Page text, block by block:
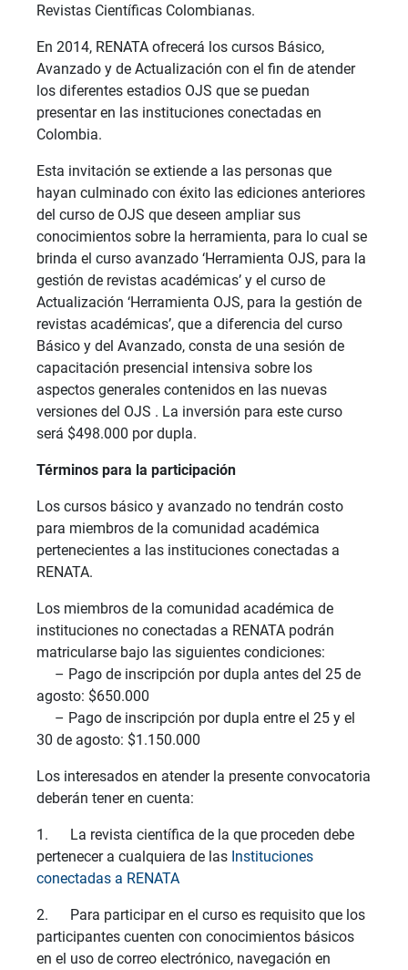
Revistas Científicas Colombianas.
En 2014, RENATA ofrecerá los cursos Básico,
Avanzado y de Actualización con el fin de atender
los diferentes estadios OJS que se puedan
presentar en las instituciones conectadas en
Colombia.
Esta invitación se extiende a las personas que
hayan culminado con éxito las ediciones anteriores
del curso de OJS que deseen ampliar sus
conocimientos sobre la herramienta, para lo cual se
brinda el curso avanzado ‘Herramienta OJS, para la
gestión de revistas académicas’ y el curso de
Actualización ‘Herramienta OJS, para la gestión de
revistas académicas’, que a diferencia del curso
Básico y del Avanzado, consta de una sesión de
capacitación presencial intensiva sobre los
aspectos generales contenidos en las nuevas
versiones del OJS . La inversión para este curso
será $498.000 por dupla.
Términos para la participación
Los cursos básico y avanzado no tendrán costo
para miembros de la comunidad académica
pertenecientes a las instituciones conectadas a
RENATA.
Los miembros de la comunidad académica de
instituciones no conectadas a RENATA podrán
matricularse bajo las siguientes condiciones:
– Pago de inscripción por dupla antes del 25 de
agosto: $650.000
– Pago de inscripción por dupla entre el 25 y el
30 de agosto: $1.150.000
Los interesados en atender la presente convocatoria
deberán tener en cuenta:
1. La revista científica de la que proceden debe
pertenecer a cualquiera de las Instituciones
conectadas a RENATA
2. Para participar en el curso es requisito que los
participantes cuenten con conocimientos básicos
en el uso de correo electrónico, navegación en